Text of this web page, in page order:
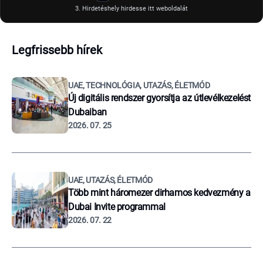
3. Hirdetéshely hirdesse itt weboldalát
Legfrissebb hírek
UAE, TECHNOLÓGIA, UTAZÁS, ÉLETMÓD
Új digitális rendszer gyorsítja az útlevélkezelést
Dubaiban
2026. 07. 25
UAE, UTAZÁS, ÉLETMÓD
Több mint háromezer dirhamos kedvezmény a
Dubai Invite programmal
2026. 07. 22